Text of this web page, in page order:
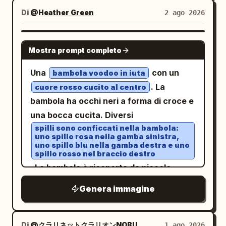
angolazioni ausiliarie frontali, laterali,
posteriori e dall'alto; utilizzando posture
di seduta umane e relazioni con la
scrivania per mostrare la scala senza
dedurre intervalli di idoneità all'altezza
specifici; etichettando poggiatesta,
schienale, braccioli, cuscino del sedile,
supporto lombare e piedi della sedia
tramite contorni senza fornire strutture
esplose interne; mostrando scenari di
ufficio, lettura e riposo breve; la sezione
delle prove mostra solo descrizioni
strutturali e fonti fornite dall'utente, con
come "informazioni da confermare"; la
questa scena il più fedelmente possibile,
senza apportare modifiche creative. Una
giovane donna in piedi accanto a un
colorato muro esterno con murales in
stile cartoon
. Indossa una
camicia oversize a righe azzurro
chiaro sopra un crop top bianco,
pantaloni jogger color crema, scarpe
spalla abbinata
. Il suo braccio sinistro è sollevato e
tocca il murales esattamente come nel
riferimento, mentre la mano destra
riposa naturalmente in tasca. La postura
del corpo, la posizione delle gambe e dei
piedi, l'angolazione delle braccia, la
Di @Heather Green 2 ago 2026
NANO BANANA PRO
Mostra prompt completo
Una bambola voodoo in iuta con un
cuore rosso cucito al centro
. La
bambola ha occhi neri a forma di croce e
una bocca cucita. Diversi
spilli sono conficcati nella bambola:
uno spillo rosa nella gamba sinistra,
uno spillo blu nella gamba destra e uno
spillo rosso nel braccio destro
. La bambola è ricoperta da piccole
un aspetto testurizzato.
Genera immagine